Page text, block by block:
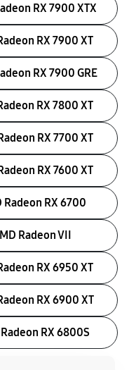
RX 7900 XTX
RX 7900 XT
RX 7900 GRE
RX 7800 XT
RX 7700 XT
RX 7600 XT
RX 6700
Radeon VII
RX 6950 XT
RX 6900 XT
RX 6800S